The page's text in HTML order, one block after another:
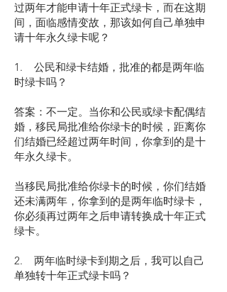
过两年才能申请十年正式绿卡，而在这期
间，面临感情变故，那该如何自己单独申
请十年永久绿卡呢？
1. 公民和绿卡结婚，批准的都是两年临
时绿卡吗？
答案：不一定。当你和公民或绿卡配偶结
婚，移民局批准给你绿卡的时候，距离你
们结婚已经超过两年时间，你拿到的是十
年永久绿卡。
当移民局批准给你绿卡的时候，你们结婚
还未满两年，你拿到的是两年临时绿卡，
你必须再过两年之后申请转换成十年正式
绿卡。
2. 两年临时绿卡到期之后，我可以自己
单独转十年正式绿卡吗？